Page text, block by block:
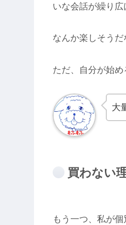
いな会話が繰り広
なんか楽しそうだ
ただ、自分が始
大
買わない
もう一つ、私が個